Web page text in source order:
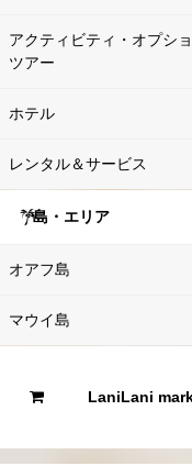
アクティビティ・オプシ
ツアー
ホテル
レンタル＆サービス
島・エリア
オアフ島
マウイ島
LaniLani